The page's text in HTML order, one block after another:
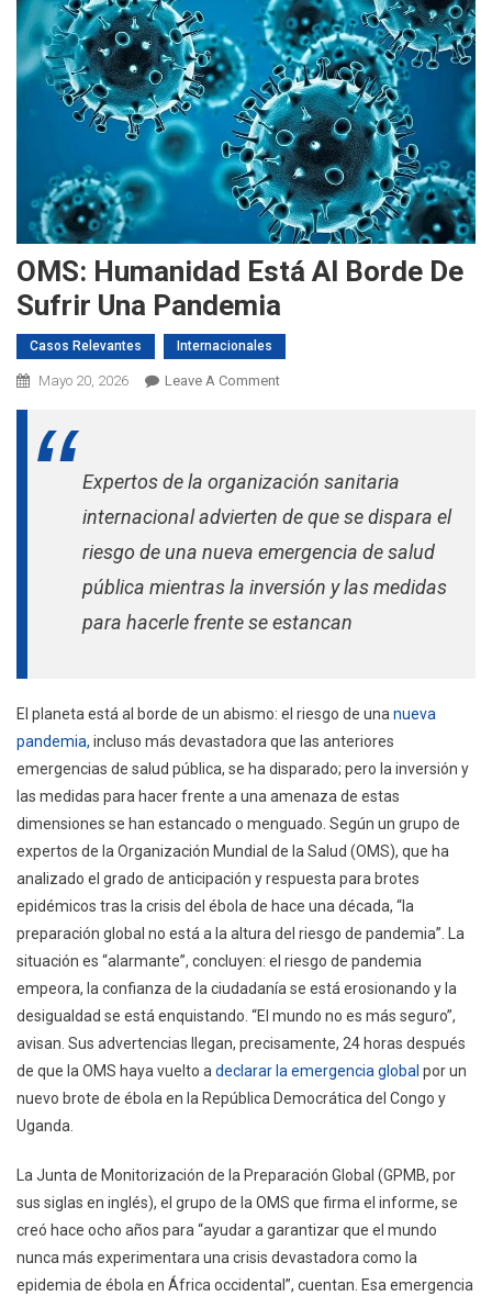
OMS: Humanidad Está Al Borde De
Sufrir Una Pandemia
Casos Relevantes Internacionales
Mayo 20, 2026 Leave A CommentOn
Al
Borde
Sufrir
Una
Expertos de la organización sanitaria
internacional advierten de que se dispara el
riesgo de una nueva emergencia de salud
pública mientras la inversión y las medidas
para hacerle frente se estancan
El planeta está al borde de un abismo: el riesgo de una nueva
pandemia, incluso más devastadora que las anteriores
emergencias de salud pública, se ha disparado; pero la inversión y
las medidas para hacer frente a una amenaza de estas
dimensiones se han estancado o menguado. Según un grupo de
expertos de la Organización Mundial de la Salud (OMS), que ha
analizado el grado de anticipación y respuesta para brotes
epidémicos tras la crisis del ébola de hace una década, “la
preparación global no está a la altura del riesgo de pandemia”. La
situación es “alarmante”, concluyen: el riesgo de pandemia
empeora, la confianza de la ciudadanía se está erosionando y la
desigualdad se está enquistando. “El mundo no es más seguro”,
avisan. Sus advertencias llegan, precisamente, 24 horas después
de que la OMS haya vuelto a declarar la emergencia global por un
nuevo brote de ébola en la República Democrática del Congo y
Uganda.
La Junta de Monitorización de la Preparación Global (GPMB, por
sus siglas en inglés), el grupo de la OMS que firma el informe, se
creó hace ocho años para “ayudar a garantizar que el mundo
nunca más experimentara una crisis devastadora como la
epidemia de ébola en África occidental”, cuentan. Esa emergencia